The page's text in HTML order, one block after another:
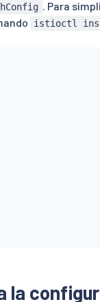
. Para
istioctl
la